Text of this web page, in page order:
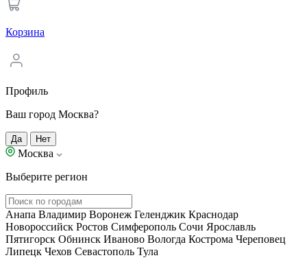
Корзина
Профиль
Ваш город Москва?
Да Нет
Москва
Выберите регион
Анапа Владимир Воронеж Геленджик Краснодар
Новороссийск Ростов Симферополь Сочи Ярославль
Пятигорск Обнинск Иваново Вологда Кострома Череповец
Липецк Чехов Севастополь Тула